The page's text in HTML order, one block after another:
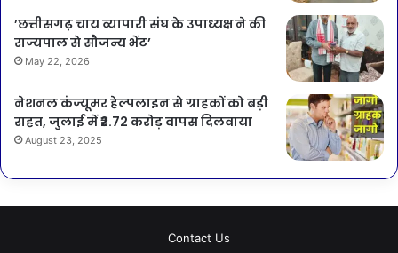
’छत्तीसगढ़ चाय व्यापारी संघ के उपाध्यक्ष ने की
राज्यपाल से सौजन्य भेंट’
May 22, 2026
नेशनल कंज्यूमर हेल्पलाइन से ग्राहकों को बड़ी
राहत, जुलाई में ₹2.72 करोड़ वापस दिलवाया
August 23, 2025
Contact Us